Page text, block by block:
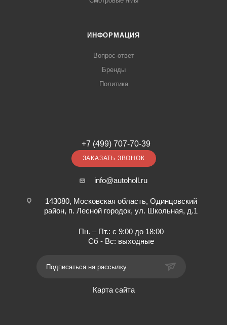
ИНФОРМАЦИЯ
Вопрос-ответ
Бренды
Политика
+7 (499) 707-70-39
ЗАКАЗАТЬ ЗВОНОК
info@autoholl.ru
143080, Московская область, Одинцовский
район, п. Лесной городок, ул. Школьная, д.1
Пн. – Пт.: с 9:00 до 18:00
Сб - Вс: выходные
Подписаться на рассылку
Карта сайта